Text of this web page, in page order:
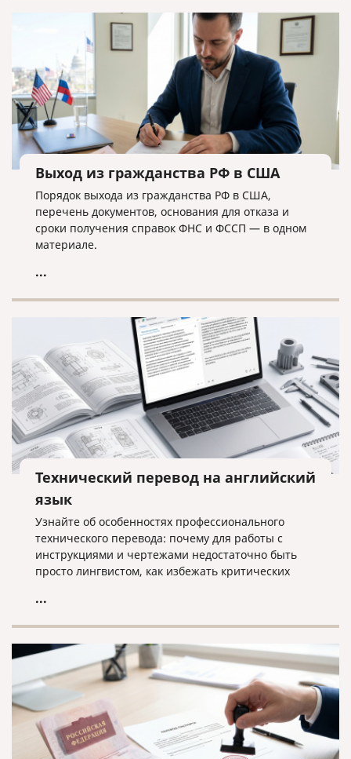
Выход из гражданства РФ в США
Порядок выхода из гражданства РФ в США,
перечень документов, основания для отказа и
сроки получения справок ФНС и ФССП — в одном
материале.
...
Технический перевод на английский
язык
Узнайте об особенностях профессионального
технического перевода: почему для работы с
инструкциями и чертежами недостаточно быть
просто лингвистом, как избежать критических
получения качественного результата при работе с
...